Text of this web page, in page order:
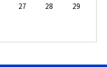
27 28
29